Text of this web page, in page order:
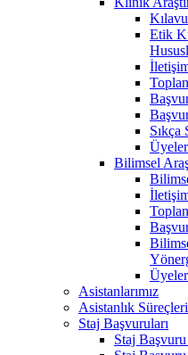
Etik
Sıkça
Üyeler
Bilimsel
Üyeler
Asistanlarımız
Asistanlık Süreçleri
Staj Başvuruları
Staj